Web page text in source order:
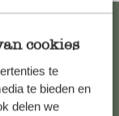
cookies
te
te bieden en
delen we